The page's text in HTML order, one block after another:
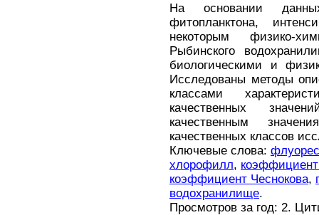
На основании
фитопланктона,
некоторым физико-
Рыбинского
биологическими и
Исследованы методы
классами
качественных
качественным
качественных классов
Ключевые слова:
хлорофилл,
коэффициент Чеснокова,
водохранилище.
Просмотров за год: 2.